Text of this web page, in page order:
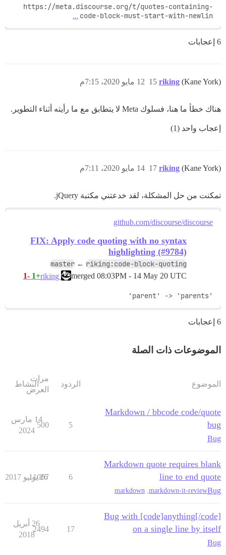
https://meta.discourse.org/t/quotes-containing-
code-block-must-start-with-newlin
…
6 إعجابات
riking (Kane York) 12 مايو 2020، 7:15م 15
هناك خطأ ما هنا، فسلوك Meta لا يتطابق مع ما رأيته أثناء التطوير.
إعجاب واحد (1)
riking (Kane York) 14 مايو 2020، 7:11م 17
تمكنت من حل المشكلة، لقد خدعتني مكتبة jQuery.
github.com/discourse/discourse
FIX: Apply code quoting with no syntax
highlighting (#9784)
master ← riking:code-block-quoting
merged 08:03PM - 14 May 20 UTC
+1
-1
'parent' -> 'parents'
6 إعجابات
الموضوعات ذات الصلة
الموضوع الردود
مرات
العرض
النشاط
Markdown / bbcode code/quote
bug
Bug
5
500
14 مارس
2024
Markdown quote requires blank
line to end quote
Bug
markdown-it-review
,
markdown
6
11067
26 يونيو 2017
Bug with [code]anything[/code]
on a single line by itself
Bug
17
2494
26 أبريل
2018